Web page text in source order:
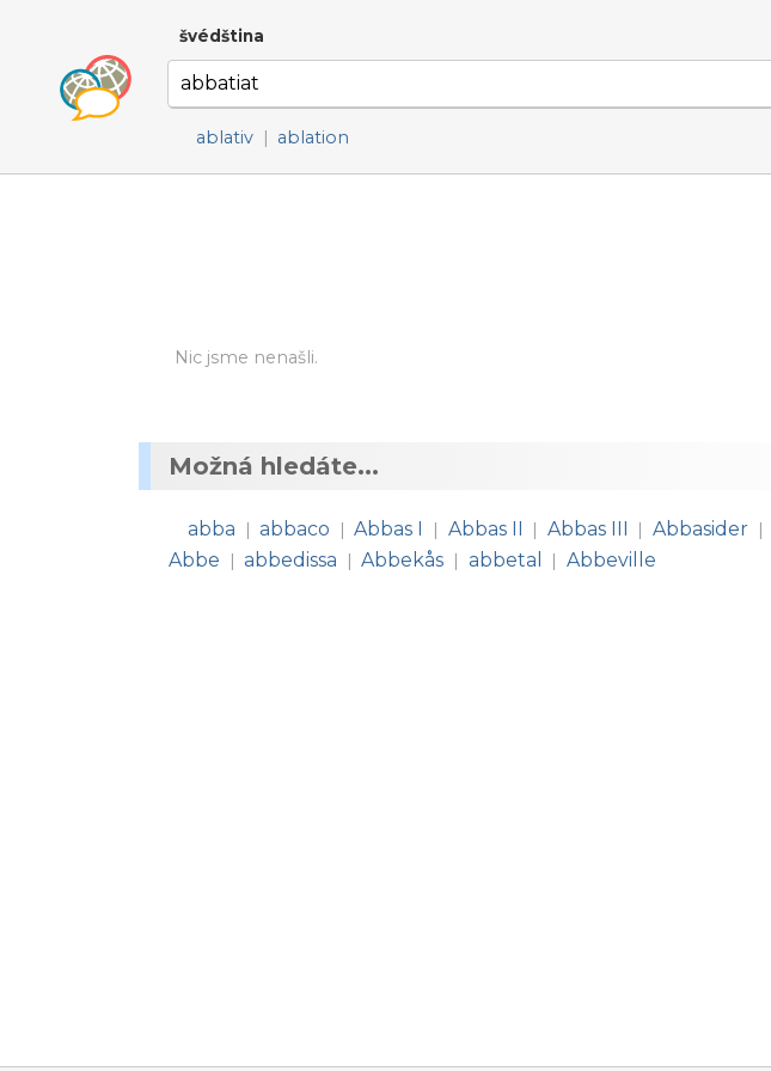
švédština
ablativ | ablation
Nic jsme nenašli.
Možná hledáte...
abba | abbaco | Abbas I | Abbas II | Abbas III | Abbasider |
Abbe | abbedissa | Abbekås | abbetal | Abbeville